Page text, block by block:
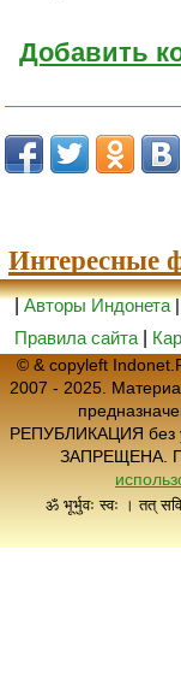
Добавить
Интересные
|Авторы Индонета
Правила сайта
© & copyleft
2007 - 2025.
РЕПУБЛИКАЦИЯ без
ЗАПРЕЩЕНА.
ॐ भूर्भुवः स्वः । तत्